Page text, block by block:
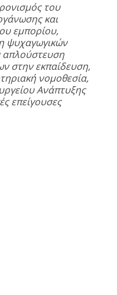
του
και
εμπορίου,
ψυχαγωγικών
απλούστευση
στην εκπαίδευση,
νομοθεσία,
Ανάπτυξης
επείγουσες